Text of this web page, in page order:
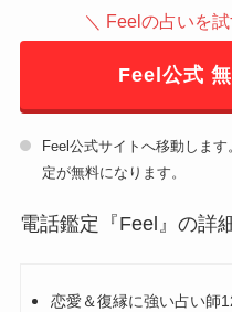
＼ Feelの占いを
Feel公式
Feel公式サイトへ移動しま
定が無料になります。
電話鑑定『Feel』の詳
恋愛＆復縁に強い占い師